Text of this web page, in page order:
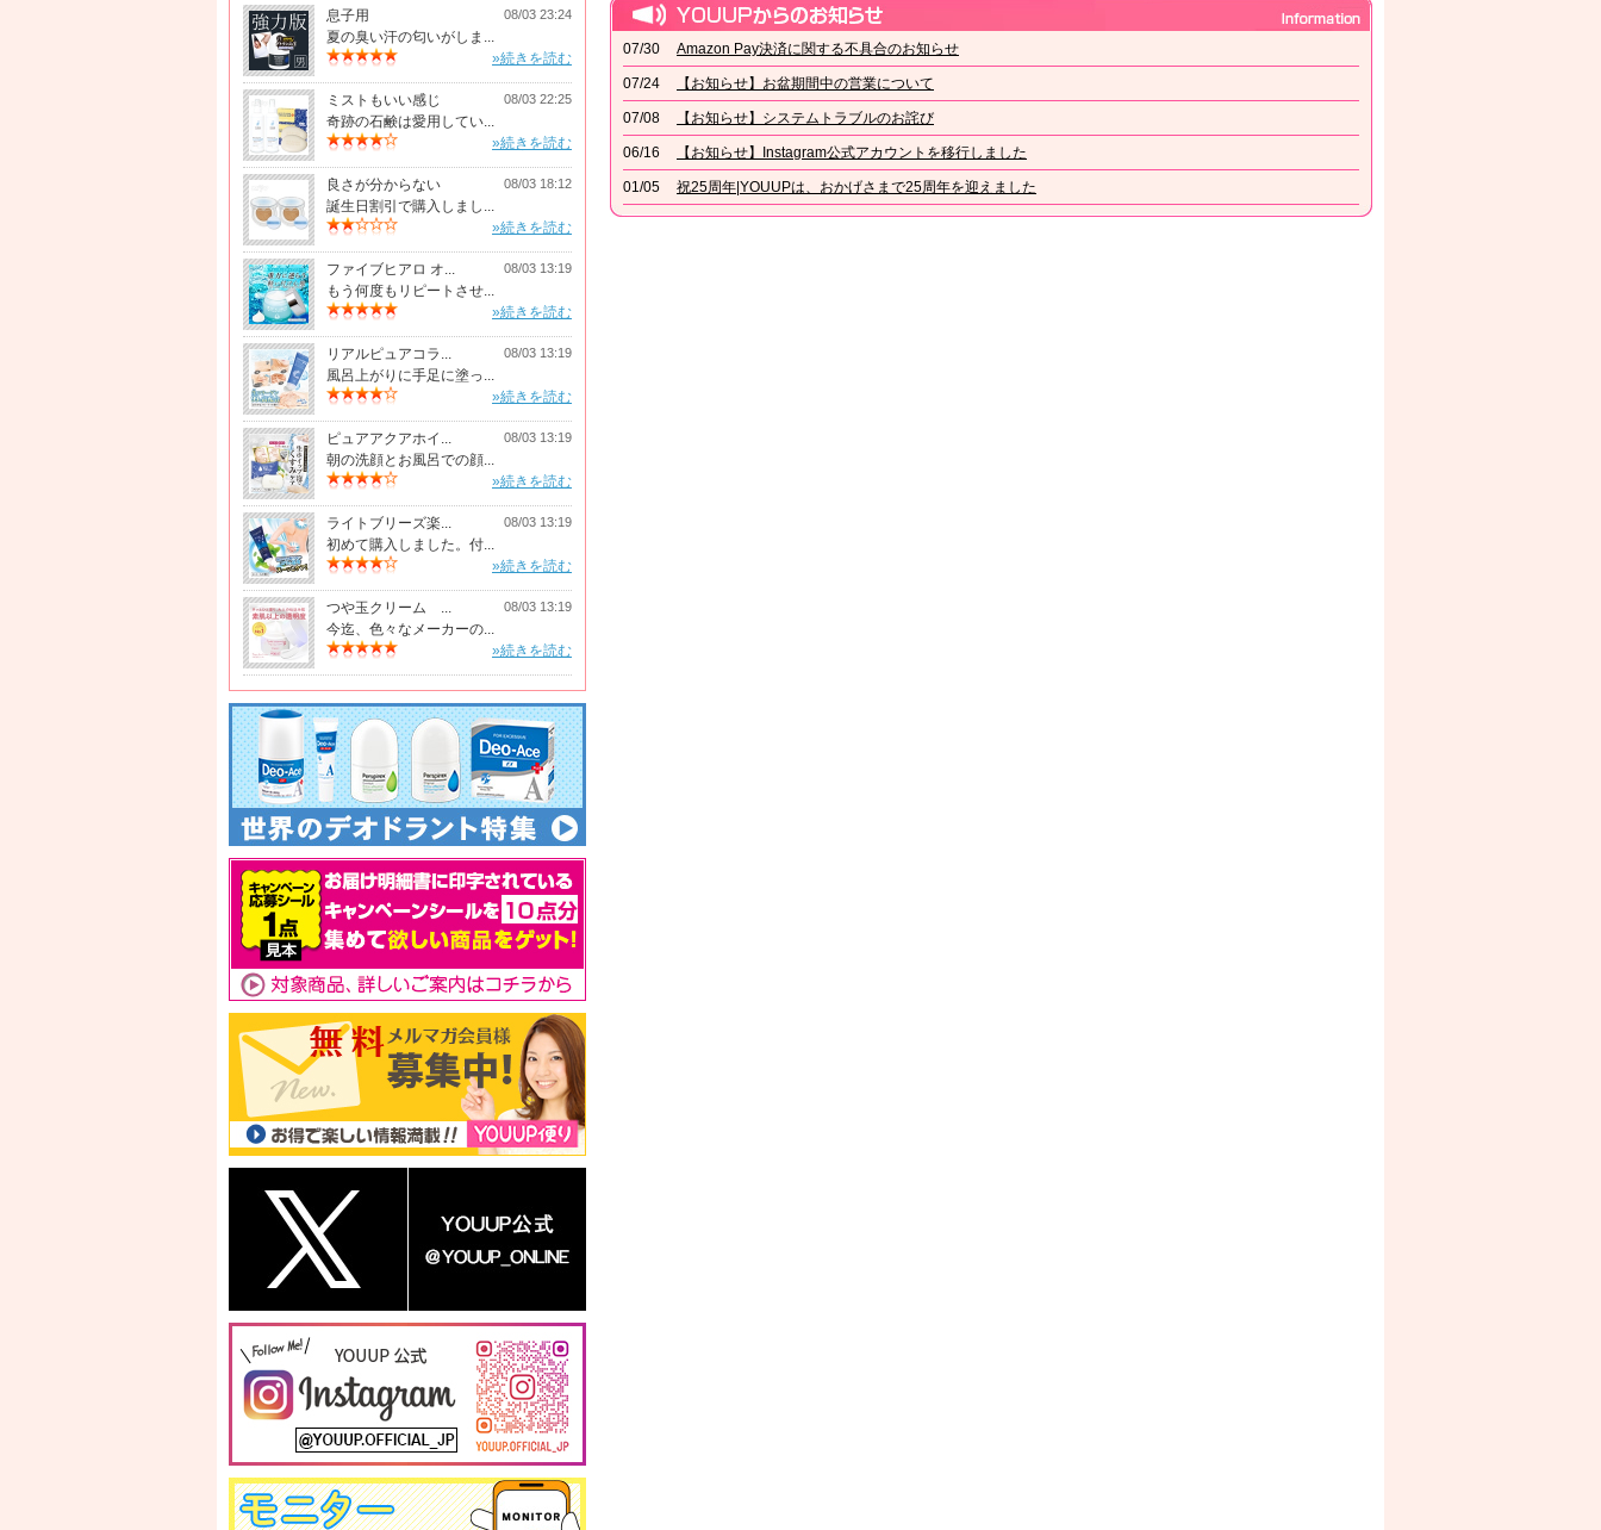
息子用 08/03 23:24
夏の臭い汗の匂いがしま...
»続きを読む
ミストもいい感じ 08/03 22:25
奇跡の石鹸は愛用してい...
»続きを読む
良さが分からない 08/03 18:12
誕生日割引で購入しまし...
»続きを読む
ファイブヒアロ オ... 08/03 13:19
もう何度もリピートさせ...
»続きを読む
リアルピュアコラ... 08/03 13:19
風呂上がりに手足に塗っ...
»続きを読む
ピュアアクアホイ... 08/03 13:19
朝の洗顔とお風呂での顔...
»続きを読む
ライトブリーズ楽... 08/03 13:19
初めて購入しました。付...
»続きを読む
つや玉クリーム ... 08/03 13:19
今迄、色々なメーカーの...
»続きを読む
07/30 Amazon Pay決済に関する不具合のお知らせ
07/24 【お知らせ】お盆期間中の営業について
07/08 【お知らせ】システムトラブルのお詫び
06/16 【お知らせ】Instagram公式アカウントを移行しました
01/05 祝25周年|YOUUPは、おかげさまで25周年を迎えました